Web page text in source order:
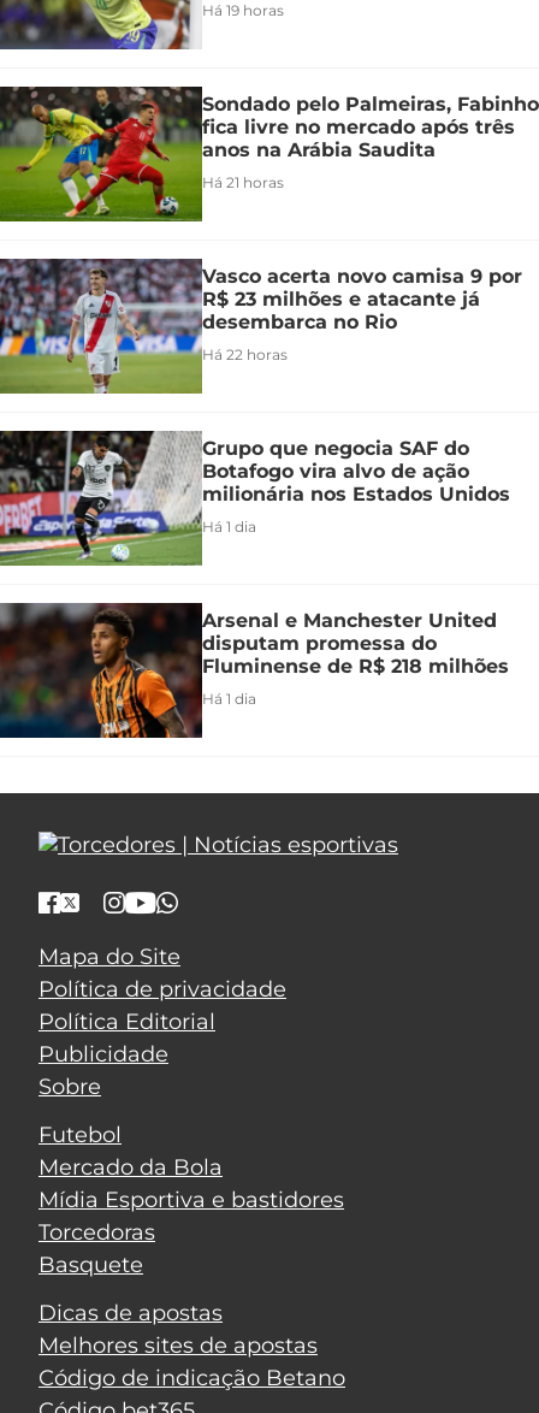
Há 19 horas
Sondado pelo Palmeiras, Fabinho
fica livre no mercado após três
anos na Arábia Saudita
Há 21 horas
Vasco acerta novo camisa 9 por
R$ 23 milhões e atacante já
desembarca no Rio
Há 22 horas
Grupo que negocia SAF do
Botafogo vira alvo de ação
milionária nos Estados Unidos
Há 1 dia
Arsenal e Manchester United
disputam promessa do
Fluminense de R$ 218 milhões
Há 1 dia
Mapa do Site
Política de privacidade
Política Editorial
Publicidade
Sobre
Futebol
Mercado da Bola
Mídia Esportiva e bastidores
Torcedoras
Basquete
Dicas de apostas
Melhores sites de apostas
Código de indicação Betano